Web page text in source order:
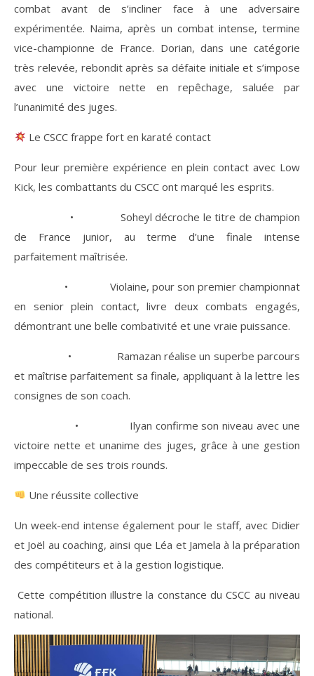
combat avant de s’incliner face à une adversaire
expérimentée. Naima, après un combat intense, termine
vice-championne de France. Dorian, dans une catégorie
très relevée, rebondit après sa défaite initiale et s’impose
avec une victoire nette en repêchage, saluée par
l’unanimité des juges.
Le CSCC frappe fort en karaté contact
Pour leur première expérience en plein contact avec Low
Kick, les combattants du CSCC ont marqué les esprits.
• Soheyl décroche le titre de champion
de France junior, au terme d’une finale intense
parfaitement maîtrisée.
• Violaine, pour son premier championnat
en senior plein contact, livre deux combats engagés,
démontrant une belle combativité et une vraie puissance.
• Ramazan réalise un superbe parcours
et maîtrise parfaitement sa finale, appliquant à la lettre les
consignes de son coach.
• Ilyan confirme son niveau avec une
victoire nette et unanime des juges, grâce à une gestion
impeccable de ses trois rounds.
Une réussite collective
Un week-end intense également pour le staff, avec Didier
et Joël au coaching, ainsi que Léa et Jamela à la préparation
des compétiteurs et à la gestion logistique.
Cette compétition illustre la constance du CSCC au niveau
national.